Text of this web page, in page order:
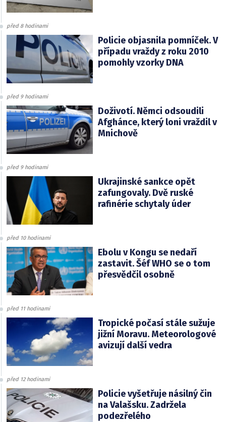
před 8 hodinami
Policie objasnila pomníček. V
případu vraždy z roku 2010
pomohly vzorky DNA
před 9 hodinami
Doživotí. Němci odsoudili
Afghánce, který loni vraždil v
Mnichově
před 9 hodinami
Ukrajinské sankce opět
zafungovaly. Dvě ruské
rafinérie schytaly úder
před 10 hodinami
Ebolu v Kongu se nedaří
zastavit. Šéf WHO se o tom
přesvědčil osobně
před 11 hodinami
Tropické počasí stále sužuje
jižní Moravu. Meteorologové
avizují další vedra
před 12 hodinami
Policie vyšetřuje násilný čin
na Valašsku. Zadržela
podezřelého